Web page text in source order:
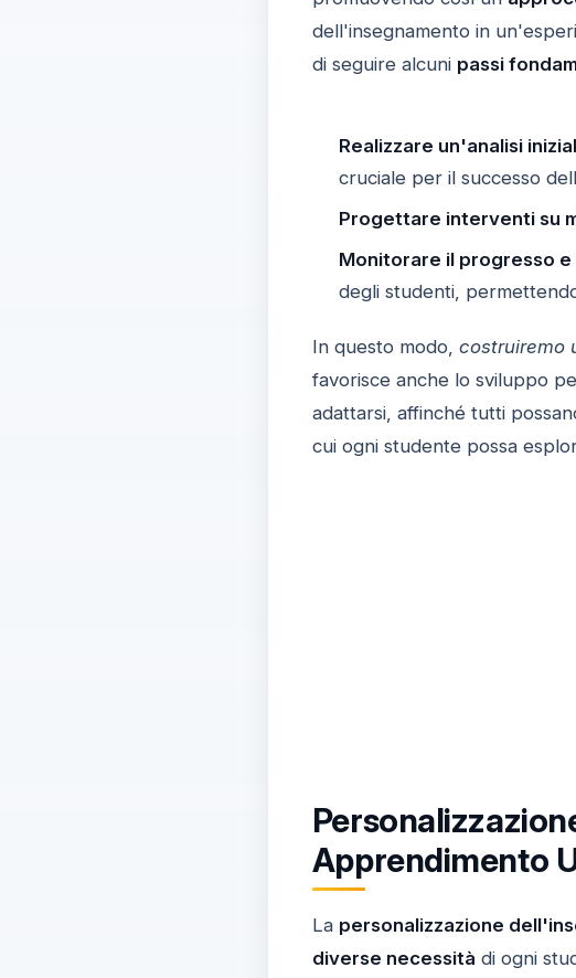
dell'insegnamento in
di seguire alcuni passi
Realizzare un'analisi
cruciale per il successo
Progettare interventi su
Monitorare il progresso
degli studenti,
In questo modo, costruiremo
favorisce anche lo sviluppo
adattarsi, affinché tutti
cui ogni studente possa
Apprendimento
La personalizzazione
diverse necessità di ogni